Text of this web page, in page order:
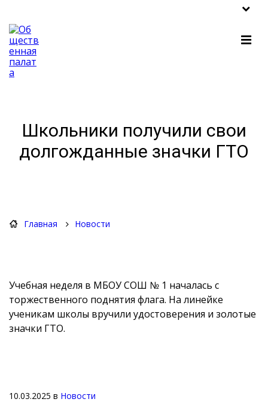
Школьники получили свои
долгожданные значки ГТО
Главная Новости
Учебная неделя в МБОУ СОШ № 1 началась с
торжественного поднятия флага. На линейке
ученикам школы вручили удостоверения и золотые
значки ГТО.
10.03.2025 в Новости